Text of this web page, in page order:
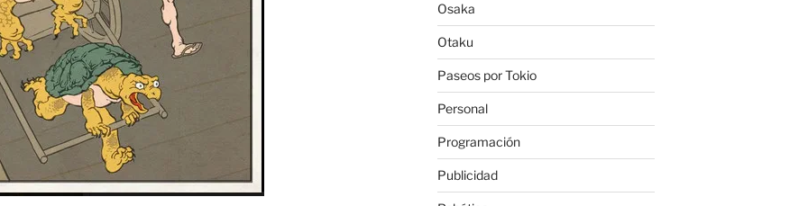
Osaka
Otaku
Paseos por Tokio
Personal
Programación
Publicidad